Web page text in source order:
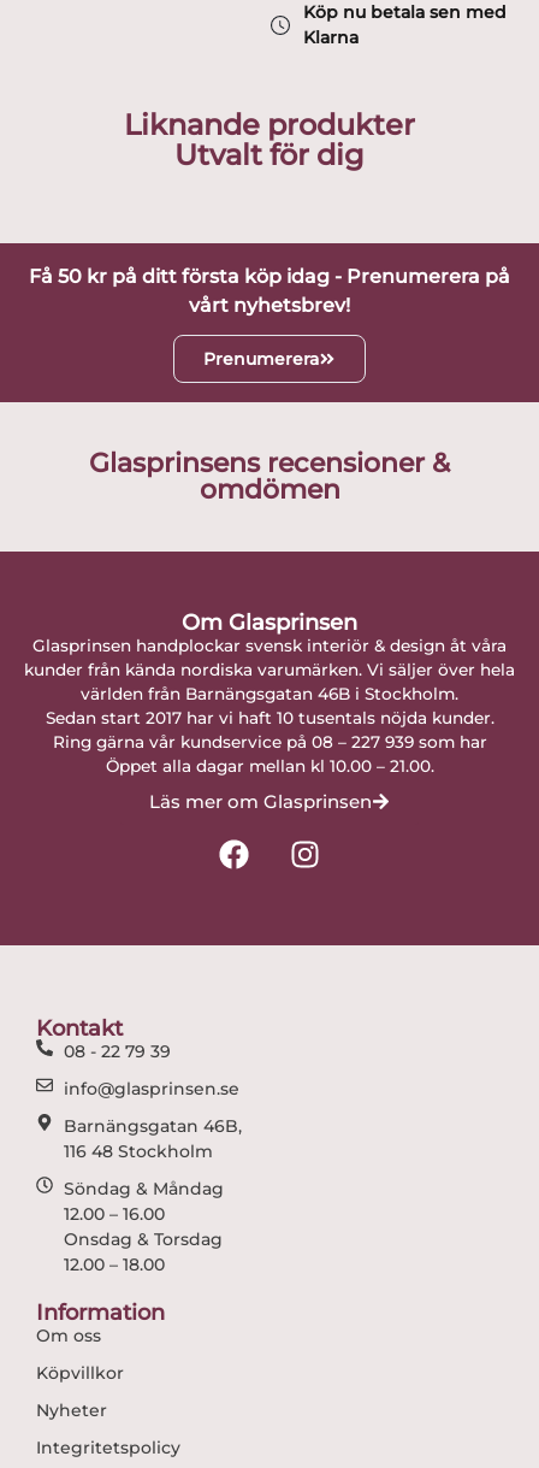
Köp nu betala sen med
Klarna
Liknande produkter
Utvalt för dig
Få 50 kr på ditt första köp idag - Prenumerera på
vårt nyhetsbrev!
Prenumerera
Glasprinsens recensioner &
omdömen
Om Glasprinsen
Glasprinsen handplockar svensk interiör & design åt våra
kunder från kända nordiska varumärken. Vi säljer över hela
världen från Barnängsgatan 46B i Stockholm.
Sedan start 2017 har vi haft 10 tusentals nöjda kunder.
Ring gärna vår kundservice på 08 – 227 939 som har
Öppet alla dagar mellan kl 10.00 – 21.00.
Läs mer om Glasprinsen
F
a
I
n
Kontakt
08 - 22 79 39
info@glasprinsen.se
Barnängsgatan 46B,
116 48 Stockholm
Söndag & Måndag
12.00 – 16.00
Onsdag & Torsdag
12.00 – 18.00
Information
Om oss
Köpvillkor
Nyheter
Integritetspolicy